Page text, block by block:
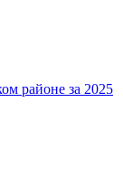
районе за 2025